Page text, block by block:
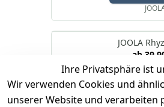
JOOLA
ab
Optionen
Ihre Privatsphäre ist
Wir verwenden Cookies und
unserer Website und verarbeiten